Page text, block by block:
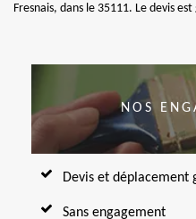
Fresnais, dans le 35111. Le devis
NOS
Devis et déplacement
Sans engagement